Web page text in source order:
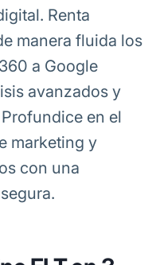
Renta
manera fluida los
a Google
avanzados y
en el
marketing y
con una